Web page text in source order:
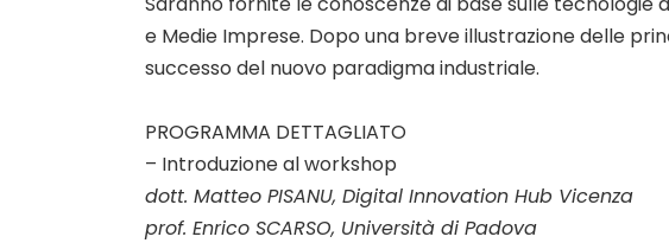
e Medie Imprese. Dopo una breve illustrazione delle
successo del nuovo paradigma industriale.
PROGRAMMA DETTAGLIATO
– Introduzione al workshop
dott. Matteo PISANU, Digital Innovation Hub Vicenza
prof. Enrico SCARSO, Università di Padova